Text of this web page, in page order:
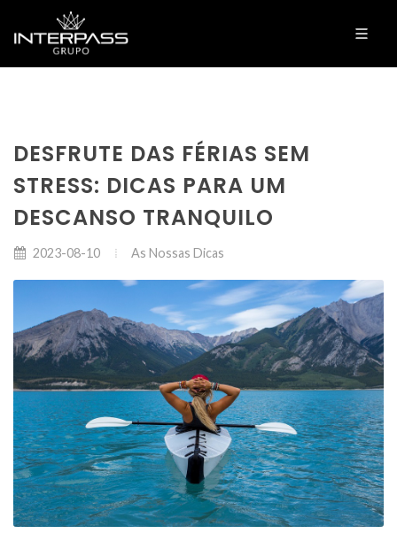
DESFRUTE DAS FÉRIAS SEM
STRESS: DICAS PARA UM
DESCANSO TRANQUILO
2023-08-10 As Nossas Dicas